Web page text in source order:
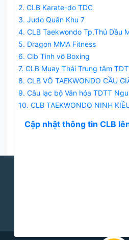
2. CLB Karate-do TDC
3. Judo Quân Khu 7
4. CLB Taekwondo Tp.Thủ Dầu
5. Dragon MMA Fitness
6. Clb Tinh võ Boxing
7. CLB Muay Thái Trung tâm
8. CLB VÕ TAEKWONDO CẦU
9. Câu lạc bộ Văn hóa TDTT
10. CLB TAEKWONDO NINH
Cập nhật thông tin CLB